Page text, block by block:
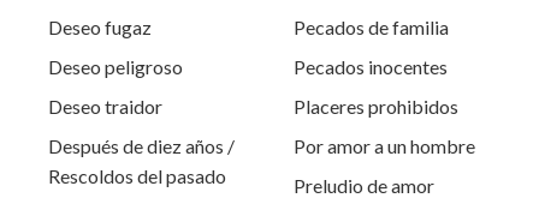
Deseo fugaz
Deseo peligroso
Deseo traidor
Después de diez años /
Rescoldos del pasado
Pecados de familia
Pecados inocentes
Placeres prohibidos
Por amor a un hombre
Preludio de amor